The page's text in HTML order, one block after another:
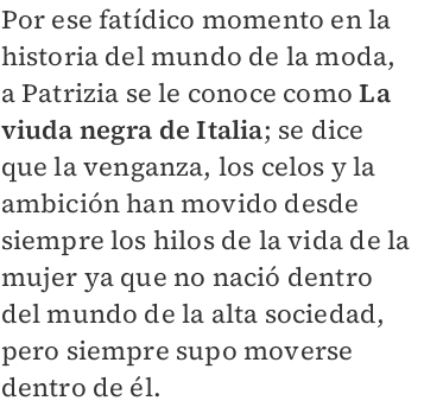
Por ese fatídico momento en la
historia del mundo de la moda,
a Patrizia se le conoce comoLa
viuda negra de Italia; se dice
que la venganza, los celos y la
ambición han movido desde
siempre los hilos de la vida de la
mujer ya que no nació dentro
del mundo de la alta sociedad,
pero siempre supo moverse
dentro de él.